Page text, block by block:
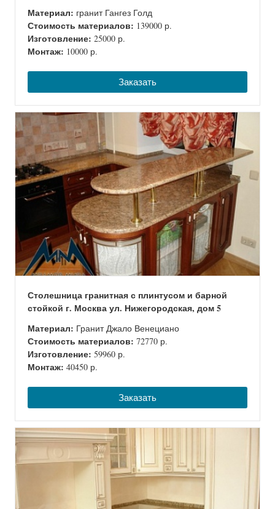
Материал: гранит Гангез Голд
Стоимость материалов: 139000 р.
Изготовление: 25000 р.
Монтаж: 10000 р.
Заказать
Столешница гранитная с плинтусом и барной
стойкой г. Москва ул. Нижегородская, дом 5
Материал: Гранит Джало Венециано
Стоимость материалов: 72770 р.
Изготовление: 59960 р.
Монтаж: 40450 р.
Заказать